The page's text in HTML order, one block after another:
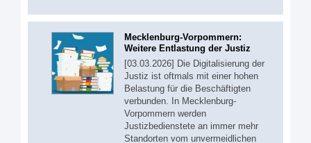
Mecklenburg-Vorpommern:
Weitere Entlastung der Justiz
[03.03.2026] Die Digitalisierung der
Justiz ist oftmals mit einer hohen
Belastung für die Beschäftigten
verbunden. In Mecklenburg-
Vorpommern werden
Justizbedienstete an immer mehr
Standorten vom unvermeidlichen